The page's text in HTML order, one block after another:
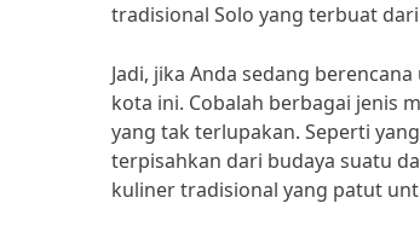
tradisional Solo yang terbuat
Jadi, jika Anda sedang
kota ini. Cobalah berbagai jenis
yang tak terlupakan. Seperti
terpisahkan dari budaya suatu
kuliner tradisional yang patut